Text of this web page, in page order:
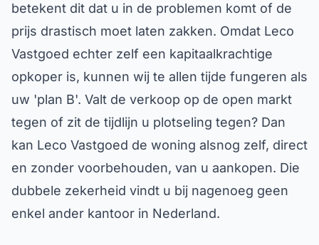
betekent dit dat u in de problemen komt of de
prijs drastisch moet laten zakken. Omdat Leco
Vastgoed echter zelf een kapitaalkrachtige
opkoper is, kunnen wij te allen tijde fungeren als
uw 'plan B'. Valt de verkoop op de open markt
tegen of zit de tijdlijn u plotseling tegen? Dan
kan Leco Vastgoed de woning alsnog zelf, direct
en zonder voorbehouden, van u aankopen. Die
dubbele zekerheid vindt u bij nagenoeg geen
enkel ander kantoor in Nederland.